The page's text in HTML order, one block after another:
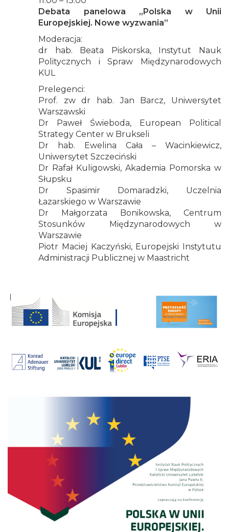
Debata panelowa „Polska w Unii
Europejskiej. Nowe wyzwania”
Moderacja:
dr hab. Beata Piskorska, Instytut Nauk
Politycznych i Spraw Międzynarodowych
KUL
Prelegenci:
Prof. zw dr hab. Jan Barcz, Uniwersytet
Warszawski
Dr Paweł Świeboda, European Political
Strategy Center w Brukseli
Dr hab. Ewelina Cała – Wacinkiewicz,
Uniwersytet Szczeciński
Dr Rafał Kuligowski, Akademia Pomorska w
Słupsku
Dr Spasimir Domaradzki, Uczelnia
Łazarskiego w Warszawie
Dr Małgorzata Bonikowska, Centrum
Stosunków Międzynarodowych w
Warszawie
Piotr Maciej Kaczyński, Europejski Instytutu
Administracji Publicznej w Maastricht